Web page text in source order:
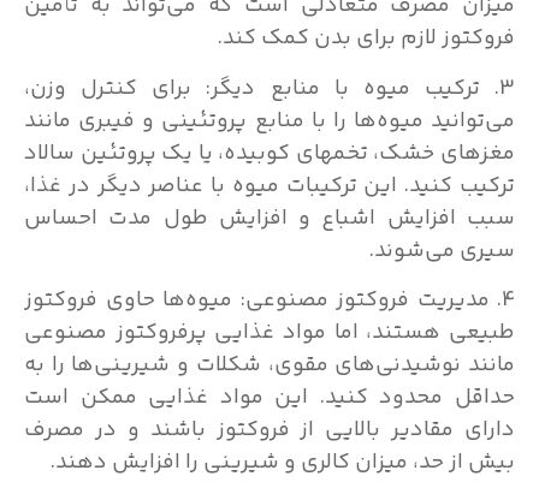
فروکتوز لازم برای بدن کمک کند.
3. ترکیب میوه با منابع دیگر: برای کنترل وزن،
می‌توانید میوه‌ها را با منابع پروتئینی و فیبری مانند
مغزهای خشک، تخمهای کوبیده، یا یک پروتئین سالاد
ترکیب کنید. این ترکیبات میوه با عناصر دیگر در غذا،
سبب افزایش اشباع و افزایش طول مدت احساس
سیری می‌شوند.
4. مدیریت فروکتوز مصنوعی: میوه‌ها حاوی فروکتوز
طبیعی هستند، اما مواد غذایی پرفروکتوز مصنوعی
مانند نوشیدنی‌های مقوی، شکلات و شیرینی‌ها را به
حداقل محدود کنید. این مواد غذایی ممکن است
دارای مقادیر بالایی از فروکتوز باشند و در مصرف
بیش از حد، میزان کالری و شیرینی را افزایش دهند.